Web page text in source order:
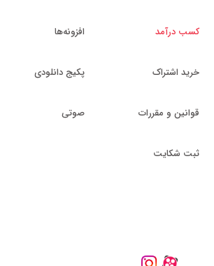
کسب درآمد
خرید اشتراک
قوانین و مقررات
ثبت شکایت
افزونه‌ها
پکیج دانلودی
صوتی